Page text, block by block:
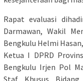
Rapat evaluasi
Darmawan, Wakil
Bengkulu Helmi
Ketua I DPRD
Bengkulu Irjen Pol
Staf Khusus